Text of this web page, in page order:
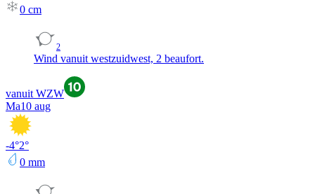
0 cm
2
Wind vanuit westzuidwest, 2 beaufort.
vanuit WZW
Ma10 aug
-4°2°
0 mm